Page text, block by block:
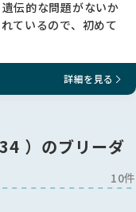
わりあう遺伝子によ
抑制することを実
度に重度の股関節形
に全く発症しないと
伝的な問題がないか
ているので、初めて
詳細を見る
）のブリーダ
10件